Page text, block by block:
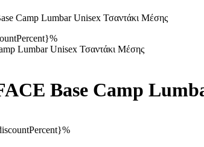
Camp Lumbar Unisex Τσαντάκι Μέσης
Base Camp